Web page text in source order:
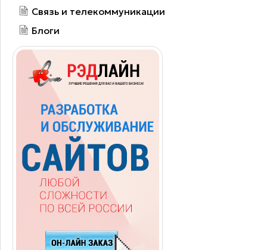
Связь и телекоммуникации
Блоги